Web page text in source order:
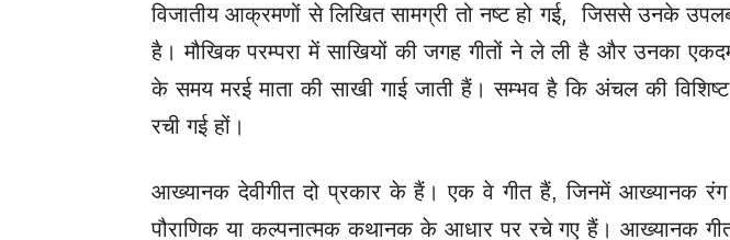
विजातीय आक्रमणों से लिखित सामग्री तो नष्ट हो गई, जिससे उनके
है। मौखिक परम्परा में साखियों की जगह गीतों ने ले ली है और उनका
के समय मरई माता की साखी गाई जाती हैं। सम्भव है कि अंचल की विशिष्ट
रची गई हों।
आख्यानक देवीगीत दो प्रकार के हैं। एक वे गीत हैं, जिनमें आख्यानक
पौराणिक या कल्पनात्मक कथानक के आधार पर रचे गए हैं। आख्यानक गीत